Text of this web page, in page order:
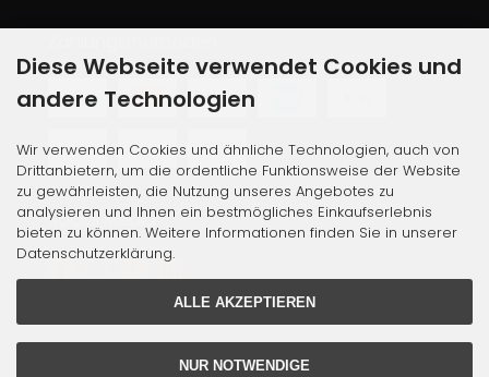
Social Media
Diese Webseite verwendet Cookies und
andere Technologien
Wir verwenden Cookies und ähnliche Technologien, auch von
Drittanbietern, um die ordentliche Funktionsweise der Website
zu gewährleisten, die Nutzung unseres Angebotes zu
analysieren und Ihnen ein bestmögliches Einkaufserlebnis
bieten zu können. Weitere Informationen finden Sie in unserer
Datenschutzerklärung.
ALLE AKZEPTIEREN
NUR NOTWENDIGE